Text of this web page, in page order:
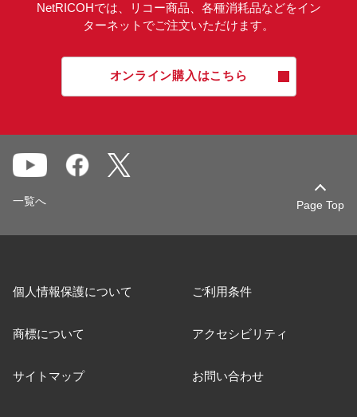
NetRICOHでは、リコー商品、各種消耗品などをイン
ターネットでご注文いただけます。
オンライン購入はこちら
Page Top
一覧へ
個人情報保護について ご利用条件
商標について アクセシビリティ
サイトマップ お問い合わせ